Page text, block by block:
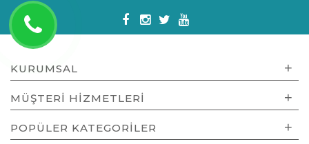
KURUMSAL +
MÜŞTERI HIZMETLERI +
POPÜLER KATEGORILER +